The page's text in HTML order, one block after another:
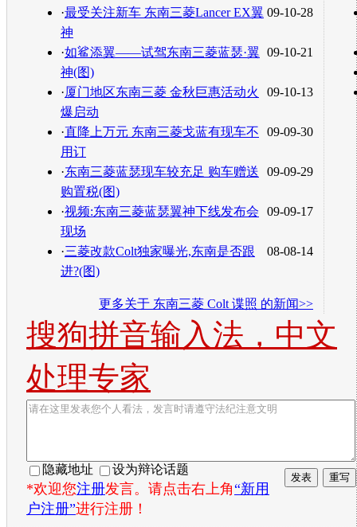
09-10-28
·最受关注新车 东南三菱Lancer EX翼
神
09-10-21
·如鲨添翼——试驾东南三菱蓝瑟·翼
神(图)
09-10-13
·厦门地区东南三菱 金秋巨惠活动火
爆启动
09-09-30
·直降上万元 东南三菱戈蓝有现车不
用订
09-09-29
·东南三菱蓝瑟现车较充足 购车赠送
购置税(图)
09-09-17
·视频:东南三菱蓝瑟翼神下线发布会
现场
08-08-14
·三菱改款Colt独家曝光,东南是否跟
进?(图)
更多关于 东南三菱 Colt 谍照 的新闻>>
搜狗拼音输入法，中文
处理专家
隐藏地址 设为辩论话题
*欢迎您注册发言。请点击右上角“新用
户注册”进行注册！